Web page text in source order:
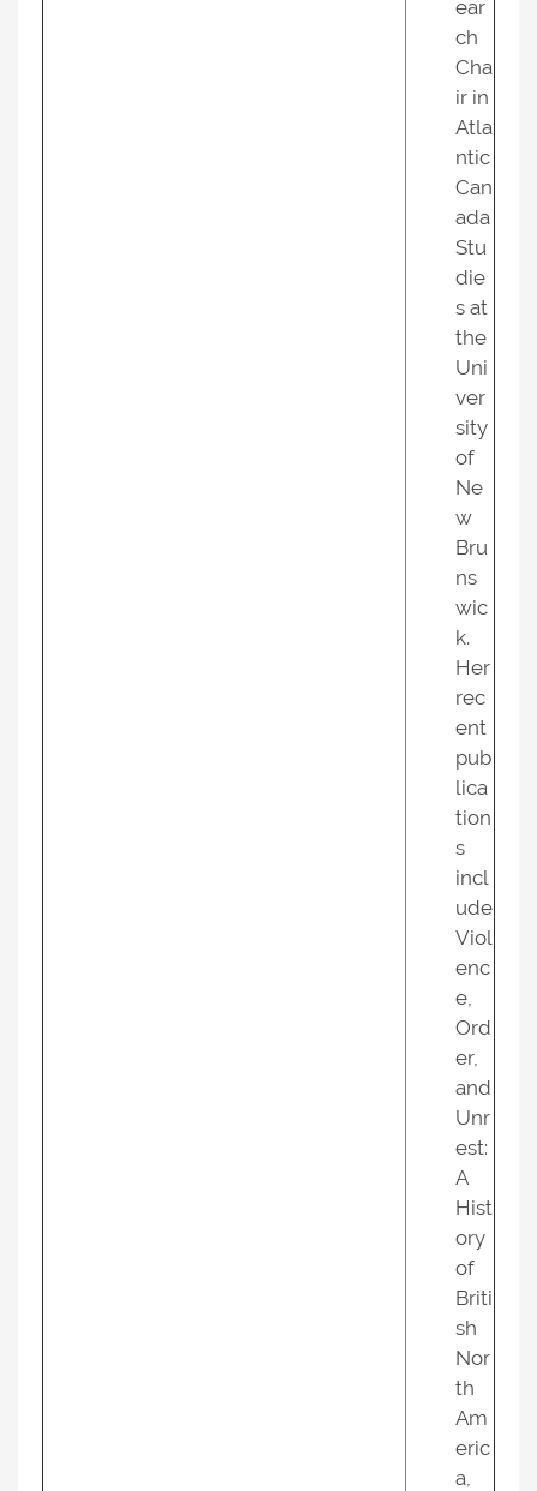
ear
ch
Cha
ir in
Atla
ntic
Can
ada
Stu
die
s at
the
Uni
ver
sity
of
Ne
w
Bru
ns
wic
k.
Her
rec
ent
pub
lica
tion
s
incl
ude
Viol
enc
e,
Ord
er,
and
Unr
est:
A
Hist
ory
of
Briti
sh
Nor
th
Am
eric
a,